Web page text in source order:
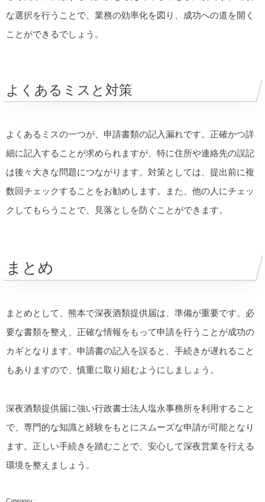
な選択を行うことで、業務の効率化を図り、成功への道を開く
ことができるでしょう。
よくあるミスと対策
よくあるミスの一つが、申請書類の記入漏れです。正確かつ詳
細に記入することが求められますが、特に住所や連絡先の誤記
は後々大きな問題につながります。対策としては、提出前に複
数回チェックすることをお勧めします。また、他の人にチェッ
クしてもらうことで、見落としを防ぐことができます。
まとめ
まとめとして、熊本で深夜酒類提供届は、準備が重要です。必
要な書類を整え、正確な情報をもって申請を行うことが成功の
カギとなります。申請書の記入を誤ると、手続きが遅れること
もありますので、慎重に取り組むようにしましょう。
深夜酒類提供届に強い行政書士法人塩永事務所を利用すること
で、専門的な知識と経験をもとにスムーズな申請が可能となり
ます。正しい手続きを踏むことで、安心して深夜営業を行える
環境を整えましょう。